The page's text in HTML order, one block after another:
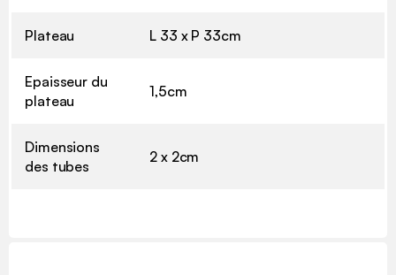
Plateau L 33 x P 33cm
Epaisseur du
plateau
1,5cm
Dimensions
des tubes
2 x 2cm